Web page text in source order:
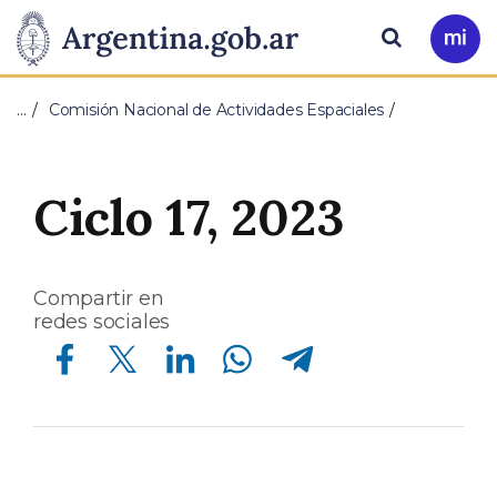
Presidencia
de
Nación
Pasar al contenido principal
Ir
a
Buscar
… Comisión Nacional de Actividades Espaciales
Ciclo 17, 2023
Compartir en
redes sociales
Compartir en Facebook Compartir en Twitter Compartir en Linkedin Compartir en Whatsapp Compartir en Telegram